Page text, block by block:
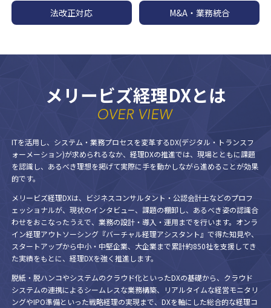
法改正対応 M&A・業務統合
メリービズ経理DXとは
ITを活用し、システム・業務プロセスを変革するDX(デジタル・トランスフ
ォーメーション)が求められるなか、経理DXの推進では、現場とともに課題
を認識し、あるべき理想を掲げて実際に手を動かしながら進めることが効果
的です。
メリービズ経理DXは、ビジネスコンサルタント・公認会計士などのプロフ
ェッショナルが、現状のインタビュー、課題の棚卸し、あるべき姿の認識合
わせをおこなったうえで、業務の設計・導入・運用までを行います。オンラ
イン経理アウトソーシング『バーチャル経理アシスタント』で得た知見や、
スタートアップから中小・中堅企業、大企業まで累計約850社を支援してき
た実績をもとに、経理DXを強く推進します。
脱紙・脱ハンコやシステムのクラウド化といったDXの基礎から、クラウド
システムの連携によるシームレスな業務構築、リアルタイムな経営モニタリ
ングやIPO準備といった戦略経理の実現まで、DXを軸にした総合的な経理コ